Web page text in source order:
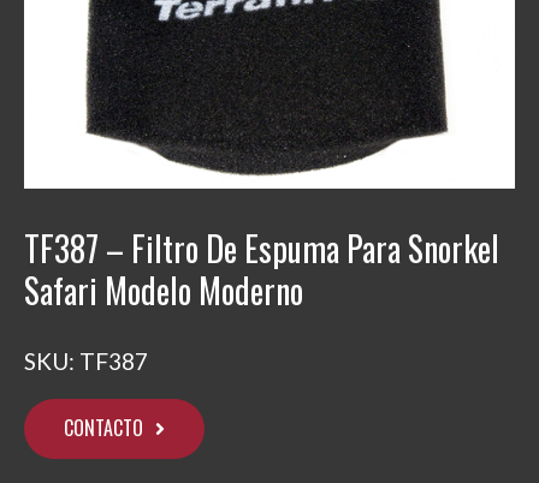
TF387 – Filtro De Espuma Para Snorkel
Safari Modelo Moderno
SKU: TF387
CONTACTO